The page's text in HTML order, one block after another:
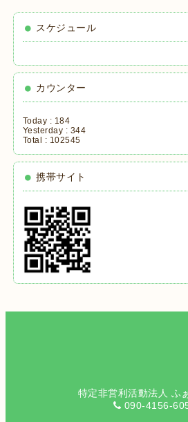
スケジュール
カウンター
Today : 184
Yesterday : 344
Total : 102545
携帯サイト
特定非営利活動法人 ふ
090-4156-